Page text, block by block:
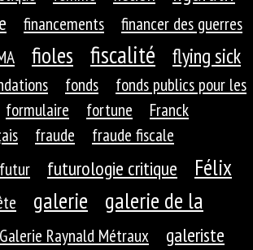
financements
financer des guerres
fioles fiscalité flying sick
fonds
fonds publics pour les
formulaire fortune
Franck
fraude fraude fiscale
futur futurologie critique
Félix
galerie
galerie de la
Galerie Raynald Métraux galeriste